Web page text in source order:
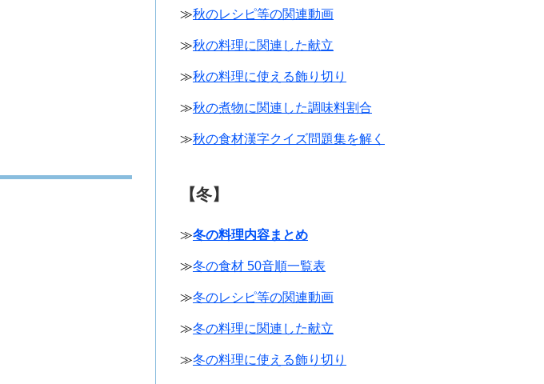
≫秋のレシピ等の関連動画
≫秋の料理に関連した献立
≫秋の料理に使える飾り切り
≫秋の煮物に関連した調味料割合
≫秋の食材漢字クイズ問題集を解く
【冬】
≫冬の料理内容まとめ
≫冬の食材 50音順一覧表
≫冬のレシピ等の関連動画
≫冬の料理に関連した献立
≫冬の料理に使える飾り切り